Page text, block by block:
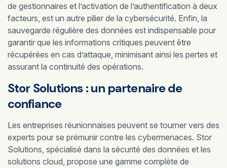
de gestionnaires et l’activation de l’authentification à deux
facteurs, est un autre pilier de la cybersécurité. Enfin, la
sauvegarde régulière des données est indispensable pour
garantir que les informations critiques peuvent être
récupérées en cas d’attaque, minimisant ainsi les pertes et
assurant la continuité des opérations.
Stor Solutions : un partenaire de
confiance
Les entreprises réunionnaises peuvent se tourner vers des
experts pour se prémunir contre les cybermenaces. Stor
Solutions, spécialisé dans la sécurité des données et les
solutions cloud, propose une gamme complète de